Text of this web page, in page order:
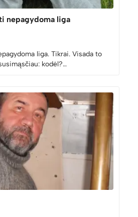
nepagydoma liga
liga. Tikrai. Visada to
kodėl?…